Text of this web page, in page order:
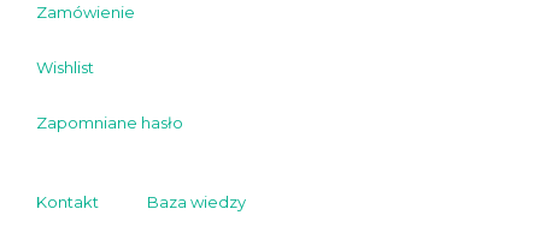
Zamówienie
Wishlist
Zapomniane hasło
Kontakt Baza wiedzy